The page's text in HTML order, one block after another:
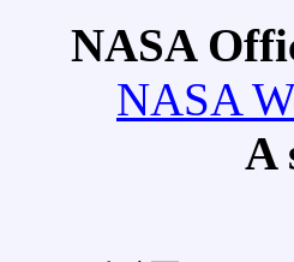
NASA
NASA
A